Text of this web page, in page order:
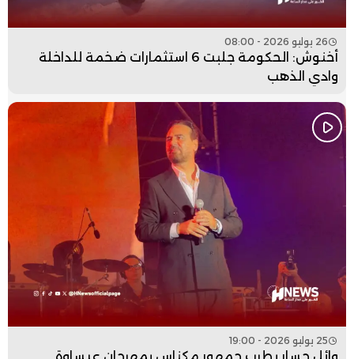
26 يوليو 2026 - 08:00
أخنوش: الحكومة جلبت 6 استثمارات ضخمة للداخلة
وادي الذهب
25 يوليو 2026 - 19:00